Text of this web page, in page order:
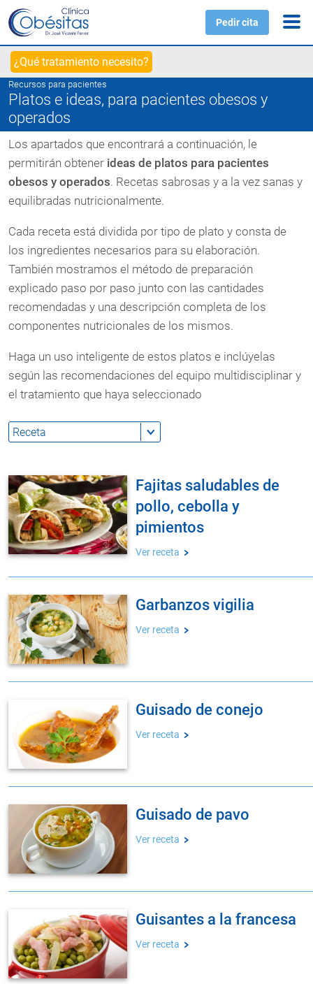
Pedir cita
¿Qué tratamiento necesito?
Recursos para pacientes
Platos e ideas, para pacientes obesos y
operados
Los apartados que encontrará a continuación, le
permitirán obtener ideas de platos para pacientes
obesos y operados. Recetas sabrosas y a la vez sanas y
equilibradas nutricionalmente.
Cada receta está dividida por tipo de plato y consta de
los ingredientes necesarios para su elaboración.
También mostramos el método de preparación
explicado paso por paso junto con las cantidades
recomendadas y una descripción completa de los
componentes nutricionales de los mismos.
Haga un uso inteligente de estos platos e inclúyelas
según las recomendaciones del equipo multidisciplinar y
el tratamiento que haya seleccionado
fajitas saludables de
pollo, cebolla y
pimientos
Ver receta
garbanzos vigilia
Ver receta
guisado de conejo
Ver receta
guisado de pavo
Ver receta
guisantes a la francesa
Ver receta